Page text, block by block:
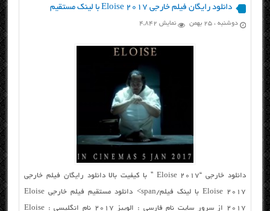
دانلود رایگان فیلم خارجی Eloise 2017 با لینک مستقیم
دوشنبه ، ۲۵ بهمن نمایش 4,842
دانلود خارجی “Eloise 2017 ” با کیفیت بالا دانلود رایگان فیلم خارجی
Eloise 2017 با لینک فیلم/span> دانلود مستقیم فیلم خارجی Eloise
2017 از سرور سایت نام فارسی : الوییز ۲۰۱۷ نام انگلیسی : Eloise